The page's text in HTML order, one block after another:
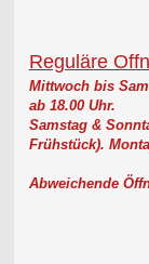
Reguläre
Mittwoch bis
ab 18.00 Uhr.
Samstag &
Frühstück).
Abweichende